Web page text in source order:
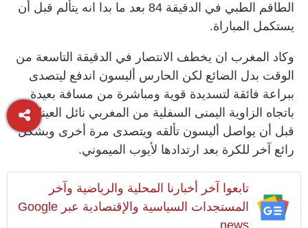
الطاقم الطبي في الدقيقة 84 ⁠بعد ما بدا انه يتألم قبل أن
يستكمل المباراة.
وكاد المغرب ان يخطف الانتصار في الدقيقة التاسعة من
الوقت بدل الضائع لكن الحارس أليسون اندفع ليتصدى
ببراعة ‌فائقة لتسديدة قوية ومباشرة من مسافة بعيدة
باتجاه الزاوية ​اليمنى السفلية من المغربي نائل العيناوي
قبل أن يواصل أليسون تألقه ويتصدى مرة أخرى وبشكل
رائع آخر للكرة بعد ارتدادها لأيوب الميموني.
تابعوا آخر أخبارنا المحلية والرياضية وآخر
المستجدات السياسية والإقتصادية عبر Google